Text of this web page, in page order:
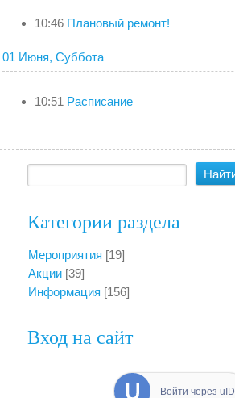
10:46 Плановый ремонт!
01 Июня, Суббота
10:51 Расписание
Категории раздела
Мероприятия [19]
Акции [39]
Информация [156]
Вход на сайт
Войти через uID